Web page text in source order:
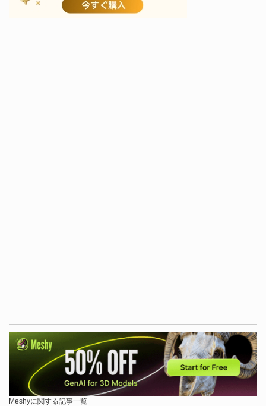
Meshyに関する記事一覧